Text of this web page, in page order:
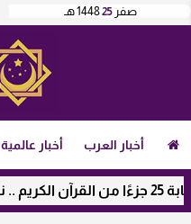
صفر 251448 هـ
أخبار العرب أخبار عالمية